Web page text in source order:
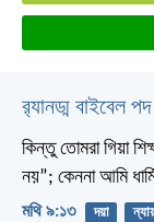
র‌্যানড্ম বাইবেল পদ
কিন্তু তোমরা গিয়া
নয়”; কেননা আমি
মথি ৯:১৩ দয়া